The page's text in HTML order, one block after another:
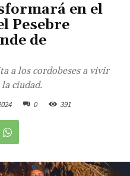
en el
Pesebre
de
a los cordobeses a vivir
ciudad.
0 391